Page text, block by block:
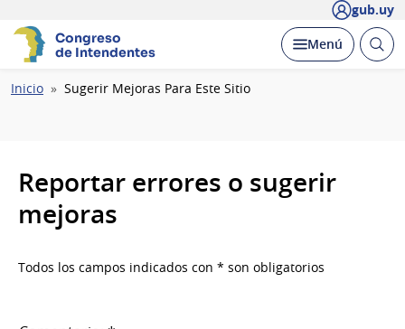
gub.uy
Congreso
de Intendentes
Desplegar
Menú Abrir
Ruta
Inicio Sugerir Mejoras Para Este Sitio
Reportar errores o sugerir
mejoras
Todos los campos indicados con * son obligatorios